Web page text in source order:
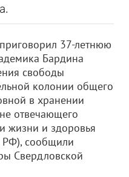
37-летнюю
Бардина
свободы
колонии общего
в хранении
отвечающего
жизни и здоровья
РФ), сообщили
Свердловской